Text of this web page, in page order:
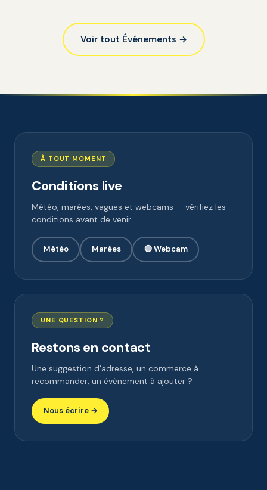
Voir tout Événements →
À TOUT MOMENT
Conditions live
Météo, marées, vagues et webcams — vérifiez les
conditions avant de venir.
Météo Marées 🔴 Webcam
UNE QUESTION ?
Restons en contact
Une suggestion d'adresse, un commerce à
recommander, un évènement à ajouter ?
Nous écrire →